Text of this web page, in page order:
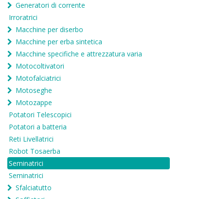
Generatori di corrente
Irroratrici
Macchine per diserbo
Macchine per erba sintetica
Macchine specifiche e attrezzatura varia
Motocoltivatori
Motofalciatrici
Motoseghe
Motozappe
Potatori Telescopici
Potatori a batteria
Reti Livellatrici
Robot Tosaerba
Seminatrici
Seminatrici
Sfalciatutto